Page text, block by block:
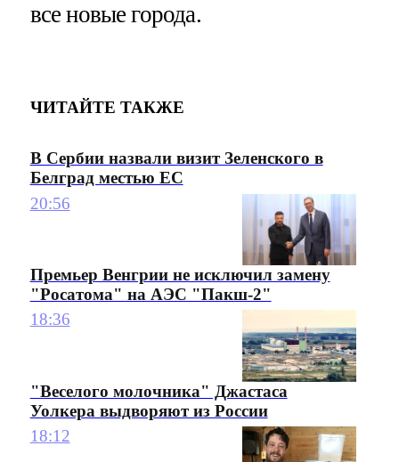
все новые города.
ЧИТАЙТЕ ТАКЖЕ
В Сербии назвали визит Зеленского в
Белград местью ЕС
20:56
Премьер Венгрии не исключил замену
"Росатома" на АЭС "Пакш-2"
18:36
"Веселого молочника" Джастаса
Уолкера выдворяют из России
18:12